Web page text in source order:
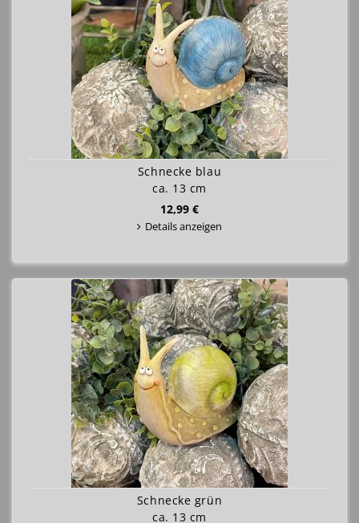
Schnecke blau
ca. 13 cm
12,99 €
Details anzeigen
Schnecke grün
ca. 13 cm